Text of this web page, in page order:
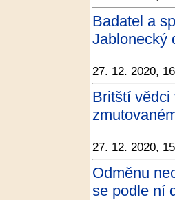
Badatel a
Jablonecký
27. 12. 2020,
Britští vědci
27. 12. 2020,
Odměnu
se podle ní